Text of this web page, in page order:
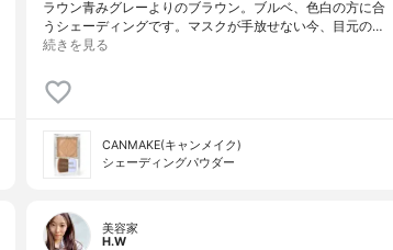
ラウン青みグレーよりのブラウン。ブルベ、色白の方に合
うシェーディングです。マスクが手放せない今、目元の…
続きを見る
CANMAKE(キャンメイク)
シェーディングパウダー
美容家
H.W